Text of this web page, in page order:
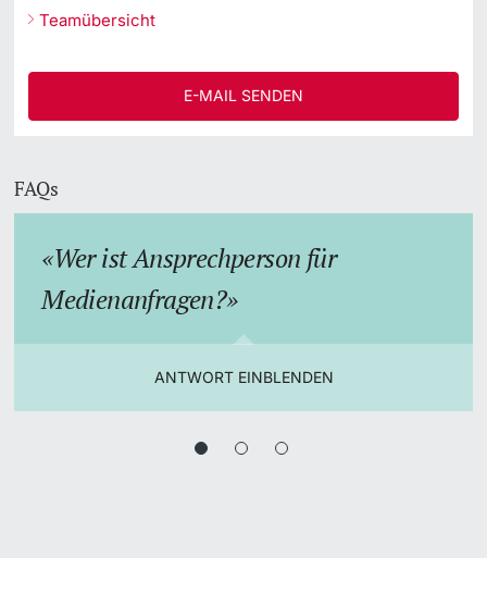
Teamübersicht
E-MAIL SENDEN
FAQs
Wer ist Ansprechperson für
Medienanfragen?
ANTWORT EINBLENDEN